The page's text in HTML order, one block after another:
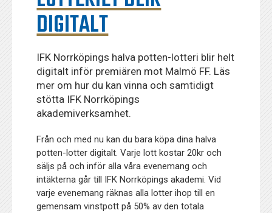
DIGITALT
IFK Norrköpings halva potten-lotteri blir helt
digitalt inför premiären mot Malmö FF. Läs
mer om hur du kan vinna och samtidigt
stötta IFK Norrköpings
akademiverksamhet.
Från och med nu kan du bara köpa dina halva
potten-lotter digitalt. Varje lott kostar 20kr och
säljs på och inför alla våra evenemang och
intäkterna går till IFK Norrköpings akademi. Vid
varje evenemang räknas alla lotter ihop till en
gemensam vinstpott på 50% av den totala